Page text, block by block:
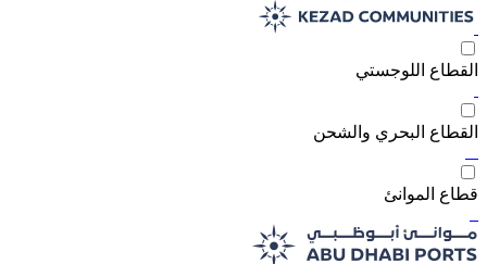
القطاع اللوجستي
القطاع البحري والشحن
قطاع الموانئ